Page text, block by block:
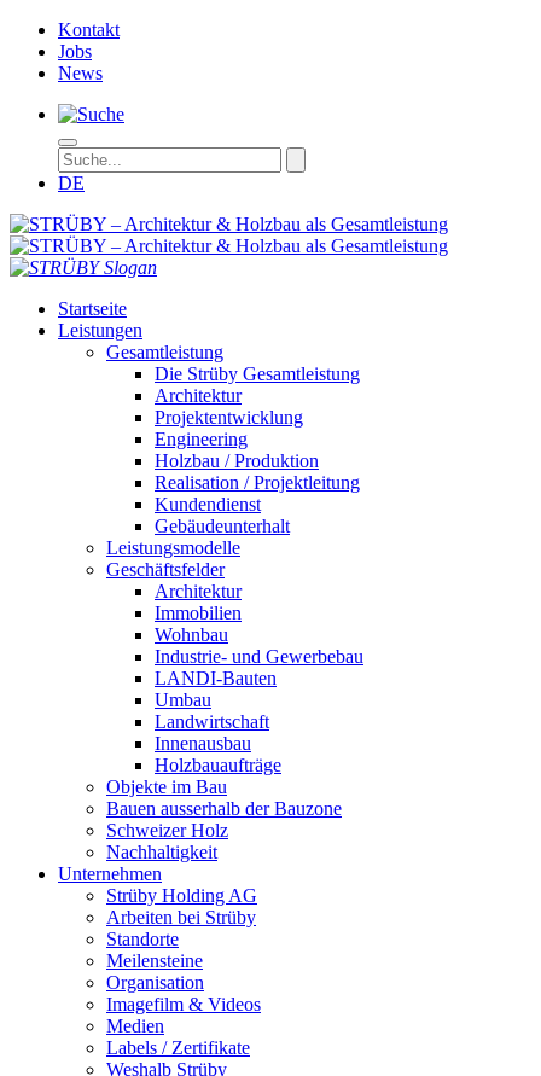
Kontakt
Jobs
News
DE
STRÜBY –
Startseite
Leistungen
Gesamtleistung
Die Strüby Gesamtleistung
Architektur
Projektentwicklung
Engineering
Holzbau / Produktion
Realisation / Projektleitung
Kundendienst
Gebäudeunterhalt
Leistungsmodelle
Geschäftsfelder
Architektur
Immobilien
Wohnbau
Industrie- und Gewerbebau
LANDI-Bauten
Umbau
Landwirtschaft
Innenausbau
Holzbauaufträge
Objekte im Bau
Bauen ausserhalb der Bauzone
Schweizer Holz
Nachhaltigkeit
Unternehmen
Strüby Holding AG
Arbeiten bei Strüby
Standorte
Meilensteine
Organisation
Imagefilm & Videos
Medien
Labels / Zertifikate
Weshalb Strüby